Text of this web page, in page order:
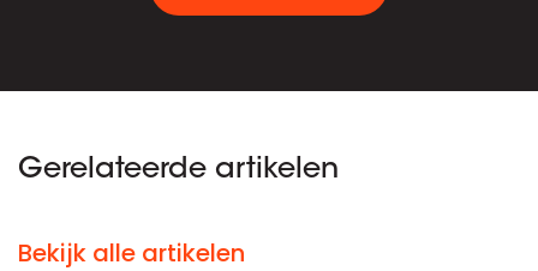
Gerelateerde artikelen
Bekijk alle artikelen